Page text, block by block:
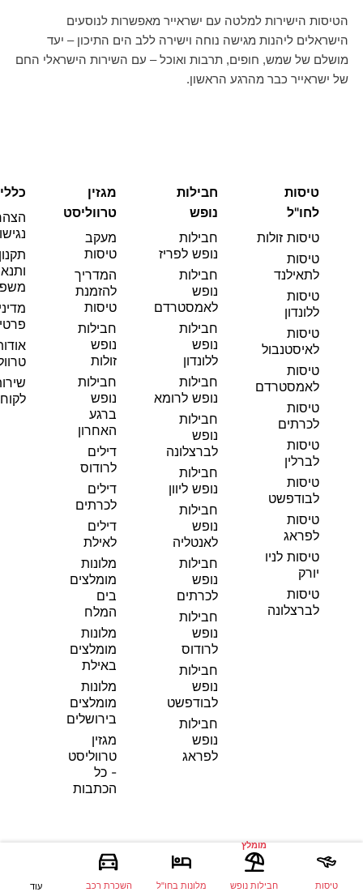
טיסות
מומלץ
חבילות נופש מלונות בחו"ל השכרת רכב עוד
הטיסות הישירות למלטה עם ישראייר מאפשרות לנוסעים
הישראלים ליהנות מגישה נוחה וישירה ללב הים התיכון – יעד
מושלם של שמש, חופים, תרבות ואוכל – עם השירות הישראלי החם
של ישראייר כבר מהרגע הראשון.
טיסות
לחו"ל
טיסות זולות
טיסות
לתאילנד
טיסות
ללונדון
טיסות
לאיסטנבול
טיסות
לאמסטרדם
טיסות
לכרתים
טיסות
לברלין
טיסות
לבודפשט
טיסות
לפראג
טיסות לניו
יורק
טיסות
לברצלונה
חבילות
נופש
חבילות
נופש לפריז
חבילות
נופש
לאמסטרדם
חבילות
נופש
ללונדון
חבילות
נופש לרומא
חבילות
נופש
לברצלונה
חבילות
נופש ליוון
חבילות
נופש
לאנטליה
חבילות
נופש
לכרתים
חבילות
נופש
לרודוס
חבילות
נופש
לבודפשט
חבילות
נופש
לפראג
מגזין
טרווליסט
מעקב
טיסות
המדריך
להזמנת
טיסות
חבילות
נופש
זולות
חבילות
נופש
ברגע
האחרון
דילים
לרודוס
דילים
לכרתים
דילים
לאילת
מלונות
מומלצים
בים
המלח
מלונות
מומלצים
באילת
מלונות
מומלצים
בירושלים
מגזין
טרווליסט
- כל
הכתבות
כללי